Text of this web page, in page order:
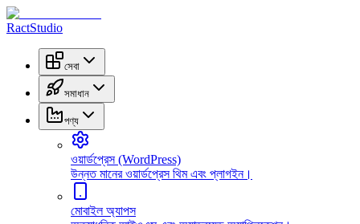
RactStudio
সেবা
সমাধান
পণ্য
ওয়ার্ডপ্রেস (WordPress)
উন্নত মানের ওয়ার্ডপ্রেস থিম এবং প্লাগইন।
মোবাইল অ্যাপস